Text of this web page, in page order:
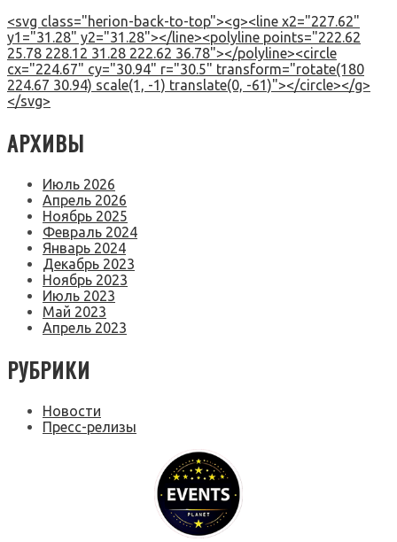
<svg class="herion-back-to-top"><g><line x2="227.62"
y1="31.28" y2="31.28"></line><polyline points="222.62
25.78 228.12 31.28 222.62 36.78"></polyline><circle
cx="224.67" cy="30.94" r="30.5" transform="rotate(180
224.67 30.94) scale(1, -1) translate(0, -61)"></circle></g>
</svg>
АРХИВЫ
Июль 2026
Апрель 2026
Ноябрь 2025
Февраль 2024
Январь 2024
Декабрь 2023
Ноябрь 2023
Июль 2023
Май 2023
Апрель 2023
РУБРИКИ
Новости
Пресс-релизы